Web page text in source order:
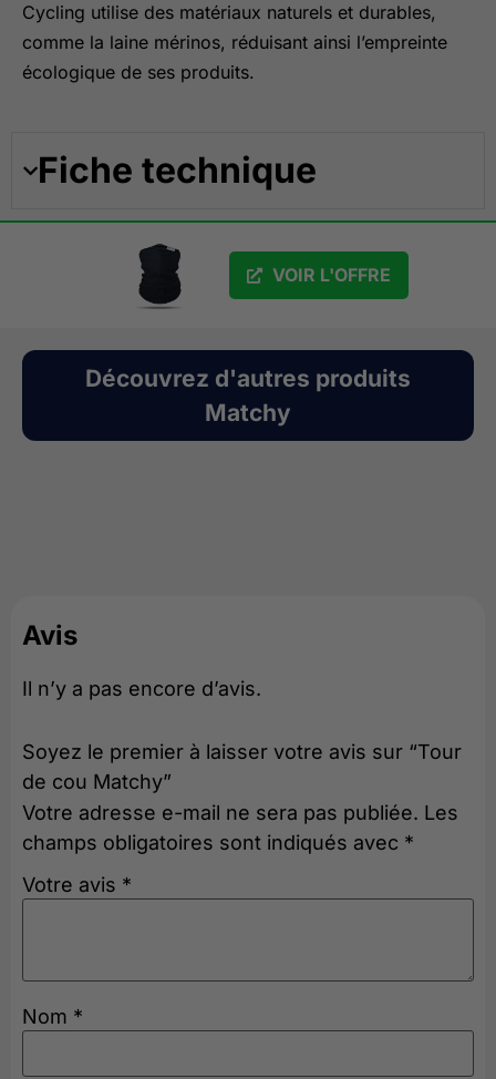
Cycling utilise des matériaux naturels et durables,
comme la laine mérinos, réduisant ainsi l’empreinte
écologique de ses produits.
Fiche technique
VOIR L'OFFRE
Découvrez d'autres produits
Matchy
Avis
Il n’y a pas encore d’avis.
Soyez le premier à laisser votre avis sur “Tour
de cou Matchy”
Votre adresse e-mail ne sera pas publiée. Les
champs obligatoires sont indiqués avec *
Votre avis *
Nom *